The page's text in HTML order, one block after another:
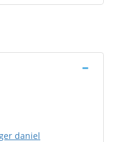
daniel